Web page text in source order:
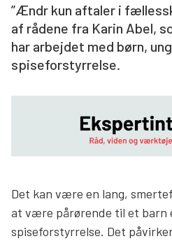
”Ændr kun aftaler i
af rådene fra Karin Abel,
har arbejdet med børn,
spiseforstyrrelse.
Det kan være en lang,
at være pårørende til et barn
spiseforstyrrelse. Det